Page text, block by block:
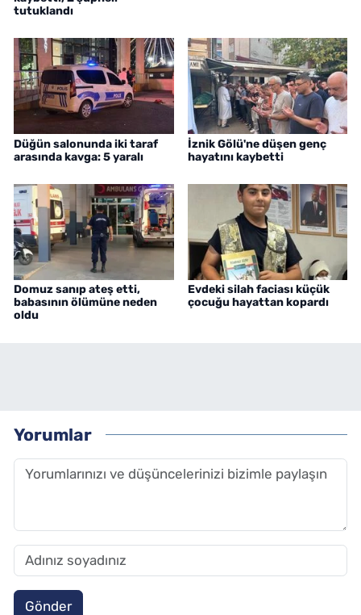
tutuklandı
Düğün salonunda iki taraf
arasında kavga: 5 yaralı
İznik Gölü'ne düşen genç
hayatını kaybetti
Domuz sanıp ateş etti,
babasının ölümüne neden
oldu
Evdeki silah faciası küçük
çocuğu hayattan kopardı
Yorumlar
Gönder